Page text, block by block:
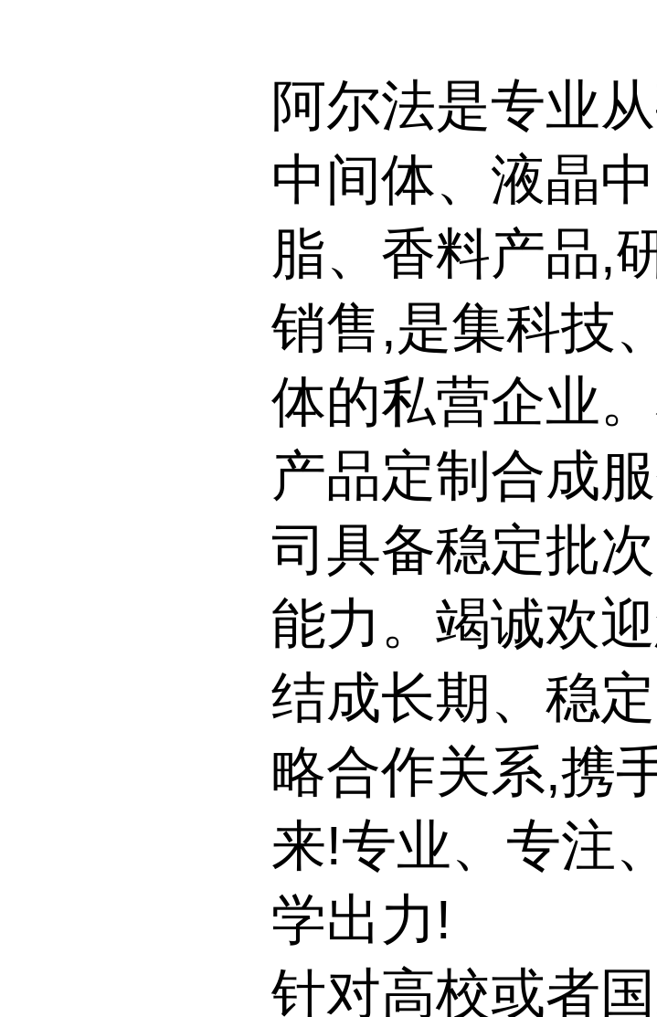
阿尔法是专业
中间体、液晶
脂、香料产品,
销售,是集科技
体的私营企业
产品定制合成
司具备稳定批
能力。竭诚欢
结成长期、稳
略合作关系,携
来!专业、专注
学出力!
针对高校或者